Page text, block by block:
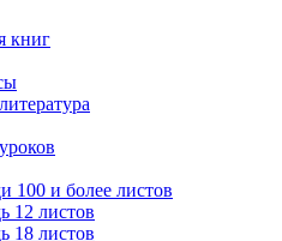
книг
100 и более листов
12 листов
18 листов